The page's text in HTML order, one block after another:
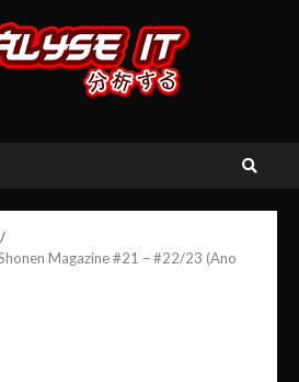
Magazine #21 – #22/23 (Ano